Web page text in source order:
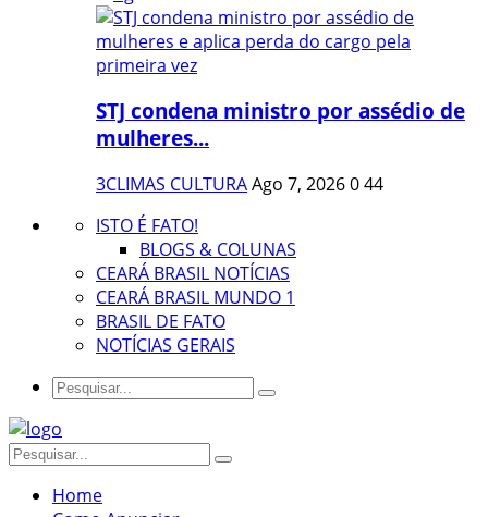
STJ condena ministro por assédio de
mulheres...
3CLIMAS CULTURAAgo 7, 2026044
ISTO É FATO!
BLOGS & COLUNAS
CEARÁ BRASIL NOTÍCIAS
CEARÁ BRASIL MUNDO 1
BRASIL DE FATO
NOTÍCIAS GERAIS
Home